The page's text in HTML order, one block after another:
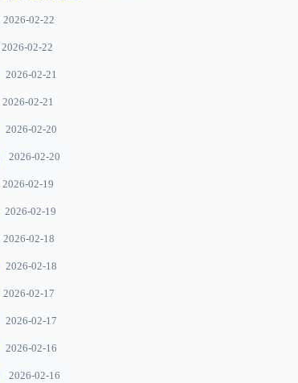
2026-02-22
2026-02-22
2026-02-21
2026-02-21
2026-02-20
2026-02-20
2026-02-19
2026-02-19
2026-02-18
2026-02-18
2026-02-17
2026-02-17
2026-02-16
2026-02-16